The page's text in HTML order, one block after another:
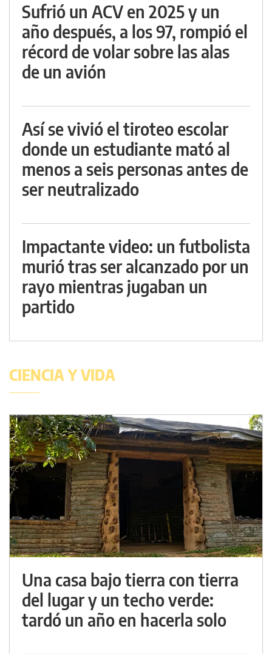
Sufrió un ACV en 2025 y un
año después, a los 97, rompió el
récord de volar sobre las alas
de un avión
Así se vivió el tiroteo escolar
donde un estudiante mató al
menos a seis personas antes de
ser neutralizado
Impactante video: un futbolista
murió tras ser alcanzado por un
rayo mientras jugaban un
partido
CIENCIA Y VIDA
Una casa bajo tierra con tierra
del lugar y un techo verde:
tardó un año en hacerla solo